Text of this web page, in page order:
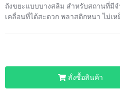
ถังขยะแบบบางสลิม สำหรับสถานที่มีจ
เคลื่อนที่ได้สะดวก พลาสติกหนา ไม่เ
สั่งซื้อสินค้า